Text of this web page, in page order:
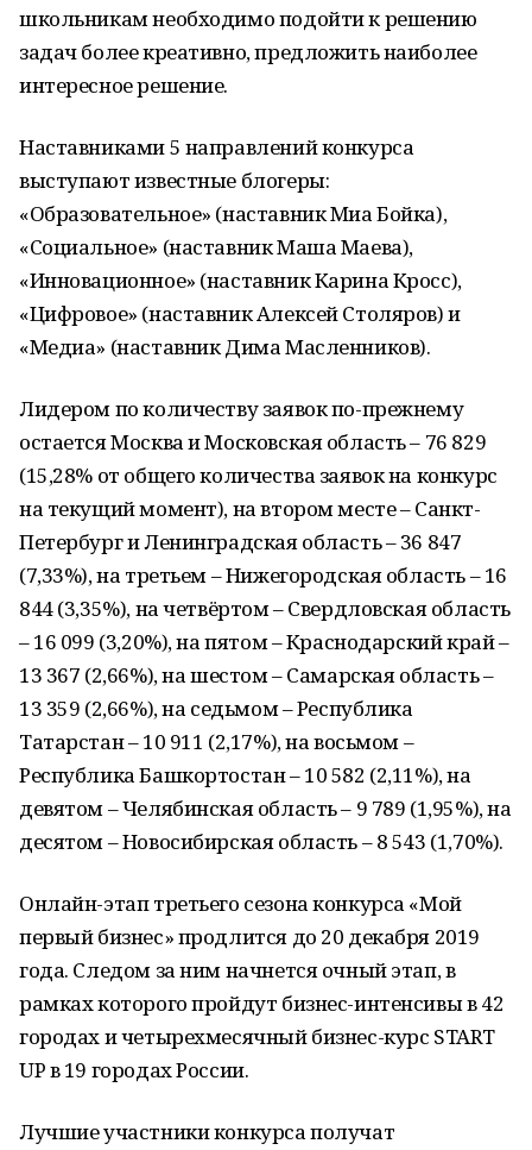
школьникам необходимо подойти к решению
задач более креативно, предложить наиболее
интересное решение.
Наставниками 5 направлений конкурса
выступают известные блогеры:
«Образовательное» (наставник Миа Бойка),
«Социальное» (наставник Маша Маева),
«Инновационное» (наставник Карина Кросс),
«Цифровое» (наставник Алексей Столяров) и
«Медиа» (наставник Дима Масленников).
Лидером по количеству заявок по-прежнему
остается Москва и Московская область – 76 829
(15,28% от общего количества заявок на конкурс
на текущий момент), на втором месте – Санкт-
Петербург и Ленинградская область – 36 847
(7,33%), на третьем – Нижегородская область – 16
844 (3,35%), на четвёртом – Свердловская область
– 16 099 (3,20%), на пятом – Краснодарский край –
13 367 (2,66%), на шестом – Самарская область –
13 359 (2,66%), на седьмом – Республика
Татарстан – 10 911 (2,17%), на восьмом –
Республика Башкортостан – 10 582 (2,11%), на
девятом – Челябинская область – 9 789 (1,95%), на
десятом – Новосибирская область – 8 543 (1,70%).
Онлайн-этап третьего сезона конкурса «Мой
первый бизнес» продлится до 20 декабря 2019
года. Следом за ним начнется очный этап, в
рамках которого пройдут бизнес-интенсивы в 42
городах и четырехмесячный бизнес-курс START
UP в 19 городах России.
Лучшие участники конкурса получат